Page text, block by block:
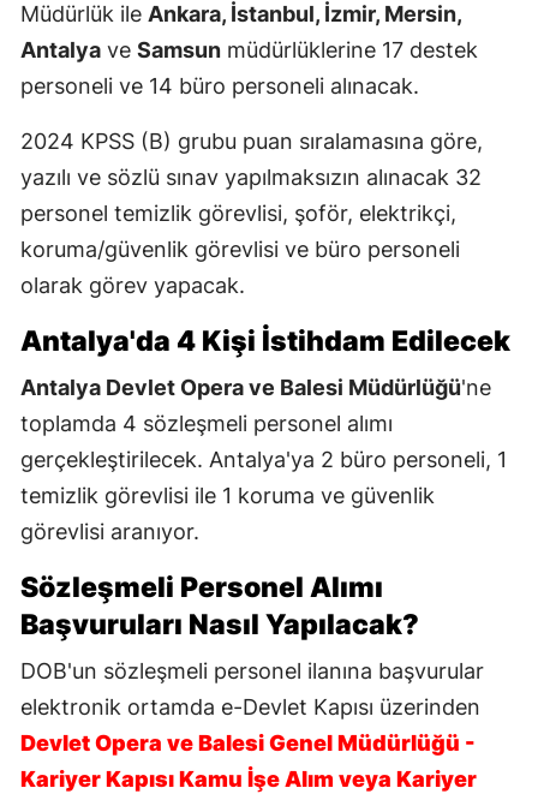
Müdürlük ile Ankara, İstanbul, İzmir, Mersin,
Antalya ve Samsun müdürlüklerine 17 destek
personeli ve 14 büro personeli alınacak.
2024 KPSS (B) grubu puan sıralamasına göre,
yazılı ve sözlü sınav yapılmaksızın alınacak 32
personel temizlik görevlisi, şoför, elektrikçi,
koruma/güvenlik görevlisi ve büro personeli
olarak görev yapacak.
Antalya'da 4 Kişi İstihdam Edilecek
Antalya Devlet Opera ve Balesi Müdürlüğü'ne
toplamda 4 sözleşmeli personel alımı
gerçekleştirilecek. Antalya'ya 2 büro personeli, 1
temizlik görevlisi ile 1 koruma ve güvenlik
görevlisi aranıyor.
Sözleşmeli Personel Alımı
Başvuruları Nasıl Yapılacak?
DOB'un sözleşmeli personel ilanına başvurular
elektronik ortamda e-Devlet Kapısı üzerinden
Devlet Opera ve Balesi Genel Müdürlüğü -
Kariyer Kapısı Kamu İşe Alım veya Kariyer